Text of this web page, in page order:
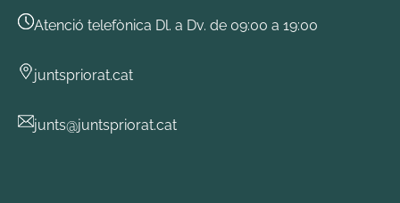
Atenció telefònica Dl. a Dv. de 09:00 a 19:00
juntspriorat.cat
junts@juntspriorat.cat